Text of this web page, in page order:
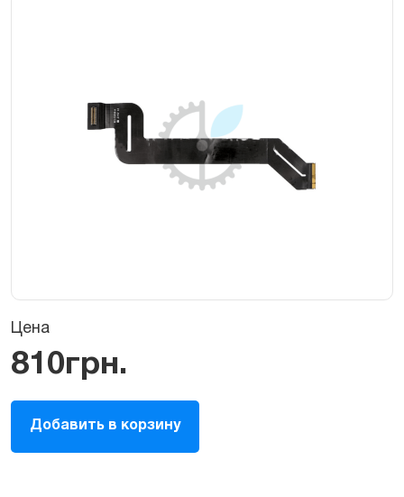
Цена
810грн.
Шлейф
тачпада,
трекпад
Добавить в корзину